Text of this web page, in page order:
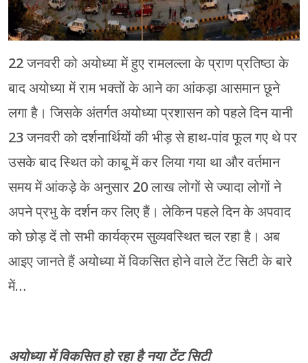
22 जनवरी को अयोध्या में हुए रामलल्ला के प्राण प्रतिष्ठा के
बाद अयोध्या में राम भक्तों के आने का आंकड़ा आसमान छूने
लगा है। जिसके अंतर्गत अयोध्या प्रशासन को पहले दिन यानी
23 जनवरी को दर्शनार्थियों की भीड़ से हाथ-पांव फूल गए थे पर
उसके बाद स्थित को काबू में कर लिया गया था और वर्तमान
समय में आंकड़े के अनुसार 20 लाख लोगों से ज्यादा लोगों ने
अपने प्रभु के दर्शन कर लिए हैं। लेकिन पहले दिन के अपवाद
को छोड़ दें तो सभी कार्यक्रम सुव्यवस्थित चल रहा है। अब
आइए जानते हैं अयोध्या में विकसित होने वाले टेंट सिटी के बारे
में…
अयोध्या में विकसित हो रहा है नया टेंट सिटी